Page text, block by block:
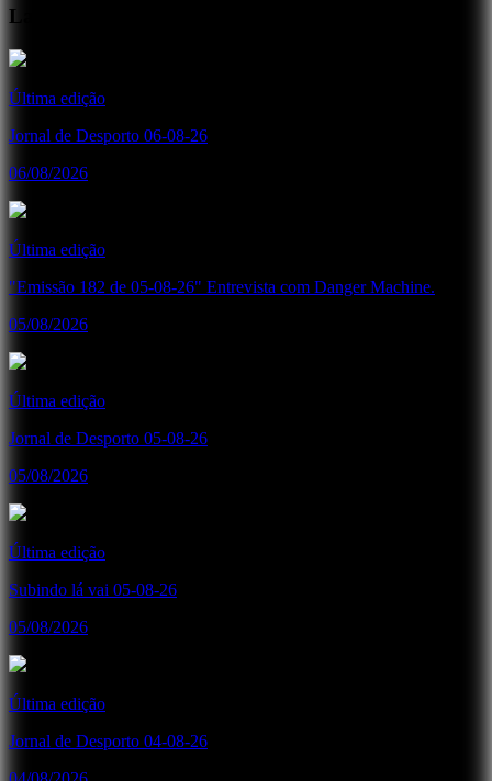
Lançamentos Recentes
Última edição
Jornal de Desporto 06-08-26
06/08/2026
Última edição
"Emissão 182 de 05-08-26" Entrevista com Danger Machine.
05/08/2026
Última edição
Jornal de Desporto 05-08-26
05/08/2026
Última edição
Subindo lá vai 05-08-26
05/08/2026
Última edição
Jornal de Desporto 04-08-26